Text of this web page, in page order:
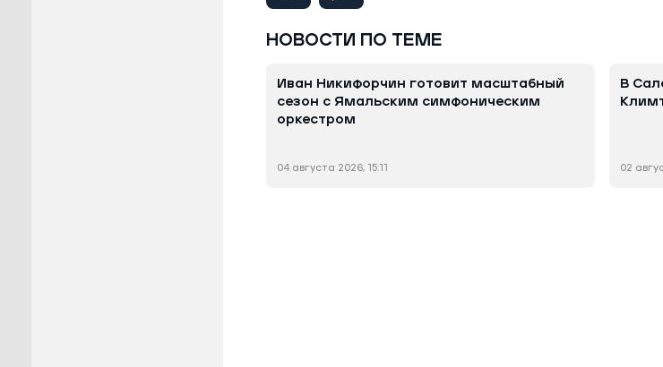
НОВОСТИ ПО ТЕМЕ
Иван Никифорчин готовит масштабный
сезон с Ямальским симфоническим
оркестром
04 августа 2026, 15:11
В
02